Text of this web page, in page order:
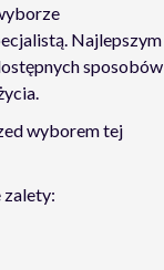
Najlepszym
sposobów
wyborem tej
zalety: